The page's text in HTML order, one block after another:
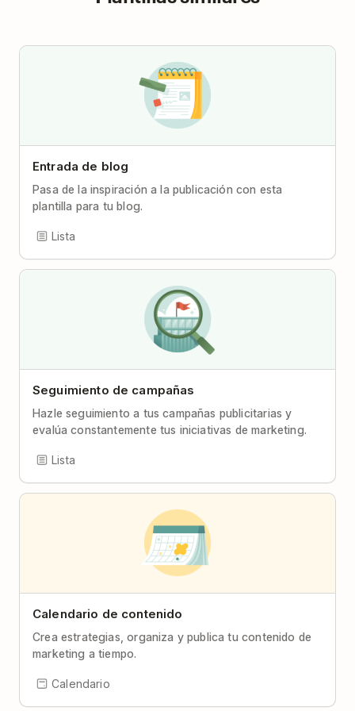
Entrada de blog
Pasa de la inspiración a la publicación con esta
plantilla para tu blog.
Lista
Seguimiento de campañas
Hazle seguimiento a tus campañas publicitarias y
evalúa constantemente tus iniciativas de marketing.
Lista
Calendario de contenido
Crea estrategias, organiza y publica tu contenido de
marketing a tiempo.
Calendario